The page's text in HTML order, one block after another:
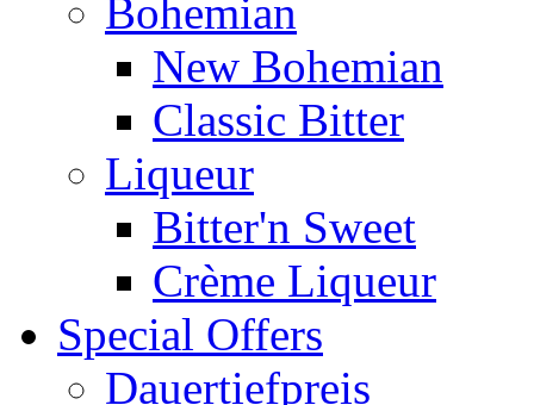
Bohemian
New Bohemian
Classic Bitter
Liqueur
Bitter'n Sweet
Crème Liqueur
Special Offers
Dauertiefpreis